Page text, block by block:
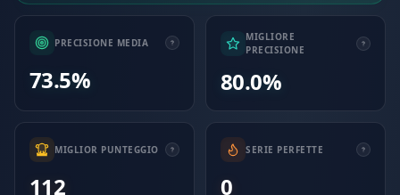
PRECISIONE MEDIA
73.5%
MIGLIORE
PRECISIONE
80.0%
MIGLIOR PUNTEGGIO
112
SERIE PERFETTE
0